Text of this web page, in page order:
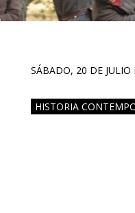
SÁBADO, 20 DE JULIO
HISTORIA